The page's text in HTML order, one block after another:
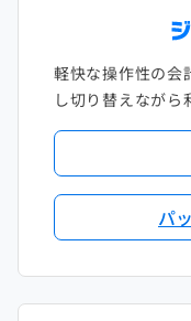
軽快な操作性の会
し切り替えながら
パ